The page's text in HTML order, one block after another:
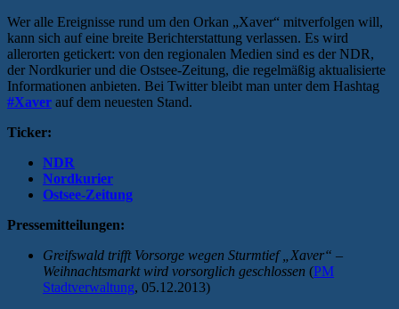
Wer alle Ereignisse rund um den Orkan „Xaver“ mitverfolgen will,
kann sich auf eine breite Berichterstattung verlassen. Es wird
allerorten getickert: von den regionalen Medien sind es der NDR,
der Nordkurier und die Ostsee-Zeitung, die regelmäßig aktualisierte
Informationen anbieten. Bei Twitter bleibt man unter dem Hashtag
#Xaver auf dem neuesten Stand.
Ticker:
NDR
Nordkurier
Ostsee-Zeitung
Pressemitteilungen:
Greifswald trifft Vorsorge wegen Sturmtief „Xaver“ –
Weihnachtsmarkt wird vorsorglich geschlossen (PM
Stadtverwaltung, 05.12.2013)